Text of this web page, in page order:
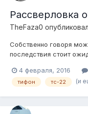
Рассверловка
TheFaza0
Собственно говоря
последствия стоит
увеличить до 6-8 мм к
4 февраля, 2016
тифон тс-22 (и